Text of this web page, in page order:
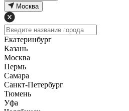
Москва
Екатеринбург
Казань
Москва
Пермь
Самара
Санкт-Петербург
Тюмень
Уфа